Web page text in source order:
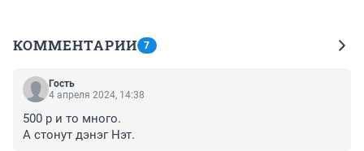
КОММЕНТАРИИ 7
Гость
4 апреля 2024, 14:38
500 р и то много.
А стонут дэнэг Нэт.